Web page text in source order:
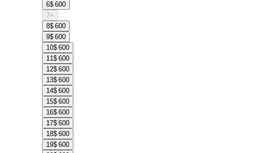
6$ 600
7×
8$ 600
9$ 600
10$ 600
11$ 600
12$ 600
13$ 600
14$ 600
15$ 600
16$ 600
17$ 600
18$ 600
19$ 600